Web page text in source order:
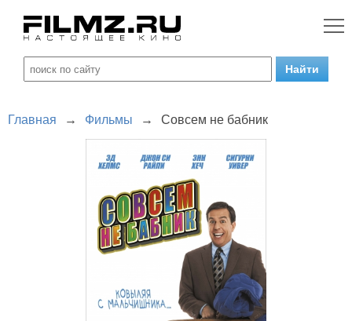
Главная → Фильмы → Совсем не бабник